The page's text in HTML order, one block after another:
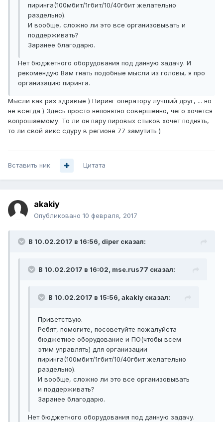
пиринга(100мбит/1гбит/10/40гбит желательно
раздельно).
И вообще, сложно ли это все организовывать и
поддерживать?
Заранее благодарю.
Нет бюджетного оборудования под данную задачу. И
рекомендую Вам гнать подобные мысли из головы, я про
организацию пиринга.
Мысли как раз здравые ) Пиринг оператору лучший друг, ... но
не всегда ) Здесь просто непонятно совершенно, чего хочется
вопрошаемому. То ли он пару пировых стыков хочет поднять,
то ли свой аикс сдуру в регионе 77 замутить )
Вставить ник Цитата
akakiy
Опубликовано 10 февраля, 2017
В 10.02.2017 в 16:56, diper сказал:
В 10.02.2017 в 16:02, mse.rus77 сказал:
В 10.02.2017 в 15:56, akakiy сказал:
Приветствую.
Ребят, помогите, посоветуйте пожалуйста
бюджетное оборудование и ПО(чтобы всем
этим управлять) для организации
пиринга(100мбит/1гбит/10/40гбит желательно
раздельно).
И вообще, сложно ли это все организовывать
и поддерживать?
Заранее благодарю.
Нет бюджетного оборудования под данную задачу.